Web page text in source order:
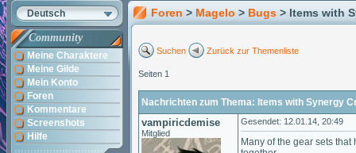
Deutsch
Community
Meine Charaktere
Meine Gilde
Mein Konto
Foren
Kommentare
Screenshots
Hilfe
Foren > Magelo > Bugs > Items with
Suchen Zurück zur Themenliste
Seiten 1
Nachrichten zum Thema: Items with Synergy
vampiricdemise
Mitglied
Gesendet: 12.01.14, 20:49
Many of the gear sets